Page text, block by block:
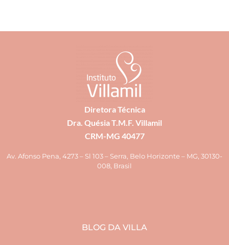
Diretora Técnica
Dra. Quésia T.M.F. Villamil
CRM-MG 40477
Av. Afonso Pena, 4273 – Sl 103 – Serra, Belo Horizonte – MG, 30130-
008, Brasil
BLOG DA VILLA